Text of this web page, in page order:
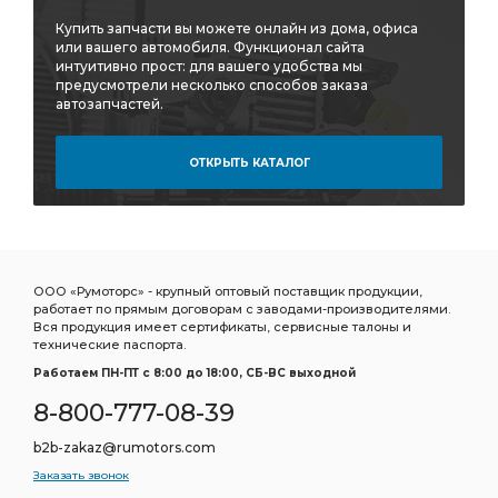
i=7,49 С АБС АБС фланцы АБС фланцы гладкие
АБС фланцы гладкие а/м фланцы гладкие
фланцы гладкие а/м
гладкие а/м с пневмотормозами
ПЕРЕДНИЙ i=7.49 49 зуб МОСТА i=6.7
МОСТА i=6.7 46 зуб i=6.7 46 зуб
МОСТ ЗАДНИЙ i=6,77 с АБС ЗАДНИЙ i=6,77 с АБС
АБС фланец с торцевыми
АБС фланец с торцевыми шлицами
РЕДУКТОР СРЕДНЕГО МОСТА i=6,77
Купить запчасти вы можете онлайн из дома, офиса
или вашего автомобиля. Функционал сайта
интуитивно прост: для вашего удобства мы
предусмотрели несколько способов заказа
автозапчастей.
ОТКРЫТЬ КАТАЛОГ
ООО «Румоторс» - крупный оптовый поставщик продукции,
работает по прямым договорам с заводами-производителями.
Вся продукция имеет сертификаты, сервисные талоны и
технические паспорта.
Работаем ПН-ПТ c 8:00 до 18:00, СБ-ВС выходной
8-800-777-08-39
b2b-zakaz@rumotors.com
Заказать звонок